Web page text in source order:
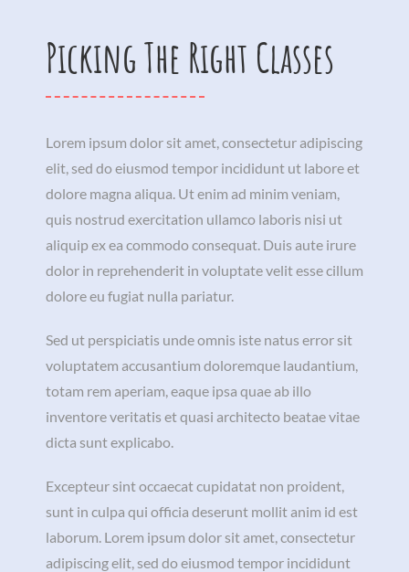
Picking The Right Classes
Lorem ipsum dolor sit amet, consectetur adipiscing
elit, sed do eiusmod tempor incididunt ut labore et
dolore magna aliqua. Ut enim ad minim veniam,
quis nostrud exercitation ullamco laboris nisi ut
aliquip ex ea commodo consequat. Duis aute irure
dolor in reprehenderit in voluptate velit esse cillum
dolore eu fugiat nulla pariatur.
Sed ut perspiciatis unde omnis iste natus error sit
voluptatem accusantium doloremque laudantium,
totam rem aperiam, eaque ipsa quae ab illo
inventore veritatis et quasi architecto beatae vitae
dicta sunt explicabo.
Excepteur sint occaecat cupidatat non proident,
sunt in culpa qui officia deserunt mollit anim id est
laborum. Lorem ipsum dolor sit amet, consectetur
adipiscing elit, sed do eiusmod tempor incididunt